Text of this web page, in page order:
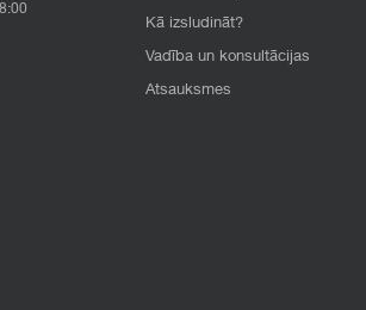
Kā izsludināt?
Vadība un konsultācijas
Atsauksmes